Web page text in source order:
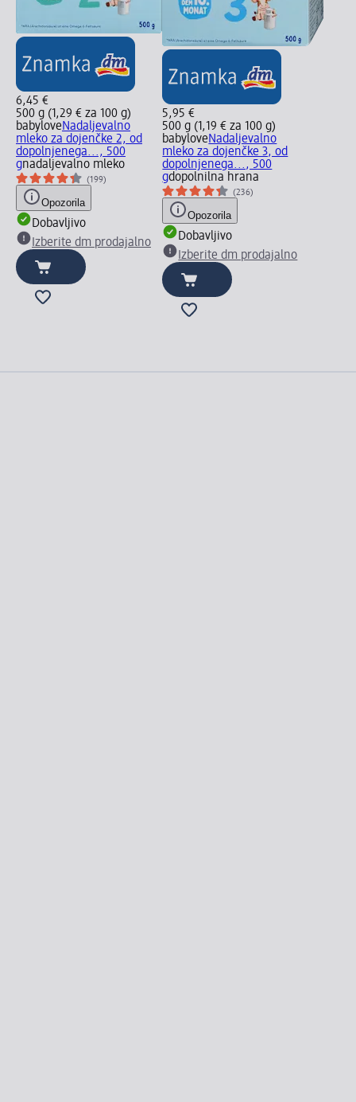
6,45 €
500 g (1,29 € za 100 g)
babyloveNadaljevalno
mleko za dojenčke 2, od
dopolnjenega..., 500
gnadaljevalno mleko
(199)
Opozorila
Dobavljivo
Izberite dm prodajalno
5,95 €
500 g (1,19 € za 100 g)
babyloveNadaljevalno
mleko za dojenčke 3, od
dopolnjenega..., 500
gdopolnilna hrana
(236)
Opozorila
Dobavljivo
Izberite dm prodajalno